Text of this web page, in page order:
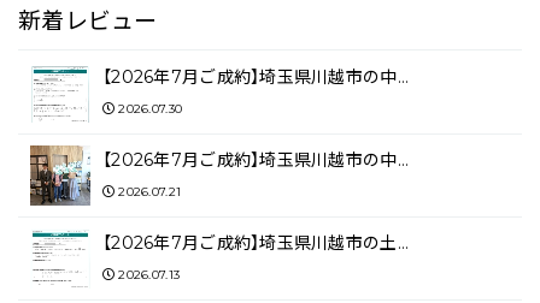
新着レビュー
【2026年7月ご成約】埼玉県川越市の中…
2026.07.30
【2026年7月ご成約】埼玉県川越市の中…
2026.07.21
【2026年7月ご成約】埼玉県川越市の土…
2026.07.13